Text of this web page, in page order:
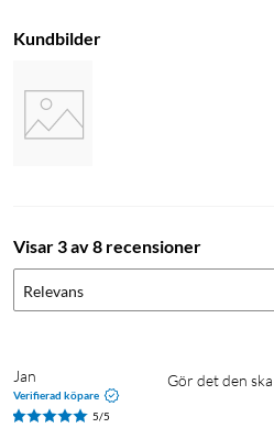
Kundbilder
Visar 3 av 8 recensioner
Relevans
Jan
Verifierad köpare
5/5
Gör det den ska